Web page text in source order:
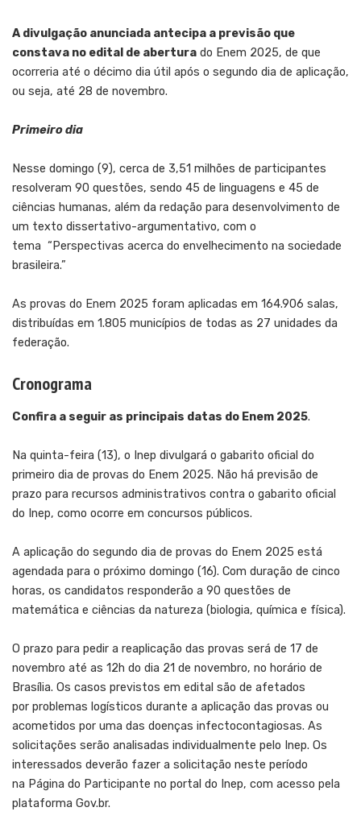
A divulgação anunciada antecipa a previsão que
constava no edital de abertura do Enem 2025, de que
ocorreria até o décimo dia útil após o segundo dia de aplicação,
ou seja, até 28 de novembro.
Primeiro dia
Nesse domingo (9), cerca de 3,51 milhões de participantes
resolveram 90 questões, sendo 45 de linguagens e 45 de
ciências humanas, além da redação para desenvolvimento de
um texto dissertativo-argumentativo, com o
tema “Perspectivas acerca do envelhecimento na sociedade
brasileira.”
As provas do Enem 2025 foram aplicadas em 164.906 salas,
distribuídas em 1.805 municípios de todas as 27 unidades da
federação.
Cronograma
Confira a seguir as principais datas do Enem 2025.
Na quinta-feira (13), o Inep divulgará o gabarito oficial do
primeiro dia de provas do Enem 2025. Não há previsão de
prazo para recursos administrativos contra o gabarito oficial
do Inep, como ocorre em concursos públicos.
A aplicação do segundo dia de provas do Enem 2025 está
agendada para o próximo domingo (16). Com duração de cinco
horas, os candidatos responderão a 90 questões de
matemática e ciências da natureza (biologia, química e física).
O prazo para pedir a reaplicação das provas será de 17 de
novembro até as 12h do dia 21 de novembro, no horário de
Brasília. Os casos previstos em edital são de afetados
por problemas logísticos durante a aplicação das provas ou
acometidos por uma das doenças infectocontagiosas. As
solicitações serão analisadas individualmente pelo Inep. Os
interessados deverão fazer a solicitação neste período
na Página do Participante no portal do Inep, com acesso pela
plataforma Gov.br.